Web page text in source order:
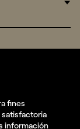
fines
satisfactoria
información